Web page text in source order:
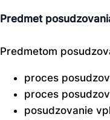
Predmet
Predmetom
proces
proces
posudzovanie